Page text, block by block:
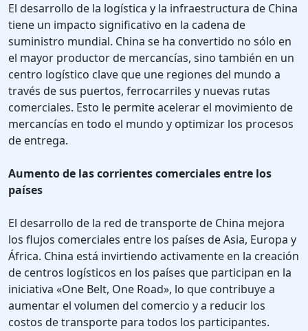
El desarrollo de la logística y la infraestructura de China
tiene un impacto significativo en la cadena de
suministro mundial. China se ha convertido no sólo en
el mayor productor de mercancías, sino también en un
centro logístico clave que une regiones del mundo a
través de sus puertos, ferrocarriles y nuevas rutas
comerciales. Esto le permite acelerar el movimiento de
mercancías en todo el mundo y optimizar los procesos
de entrega.
Aumento de las corrientes comerciales entre los
países
El desarrollo de la red de transporte de China mejora
los flujos comerciales entre los países de Asia, Europa y
África. China está invirtiendo activamente en la creación
de centros logísticos en los países que participan en la
iniciativa «One Belt, One Road», lo que contribuye a
aumentar el volumen del comercio y a reducir los
costos de transporte para todos los participantes.